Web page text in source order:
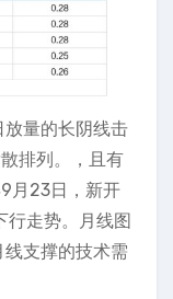
量的长阴线击
排列。，且有
月23日，新开
行走势。月线图
线支撑的技术需